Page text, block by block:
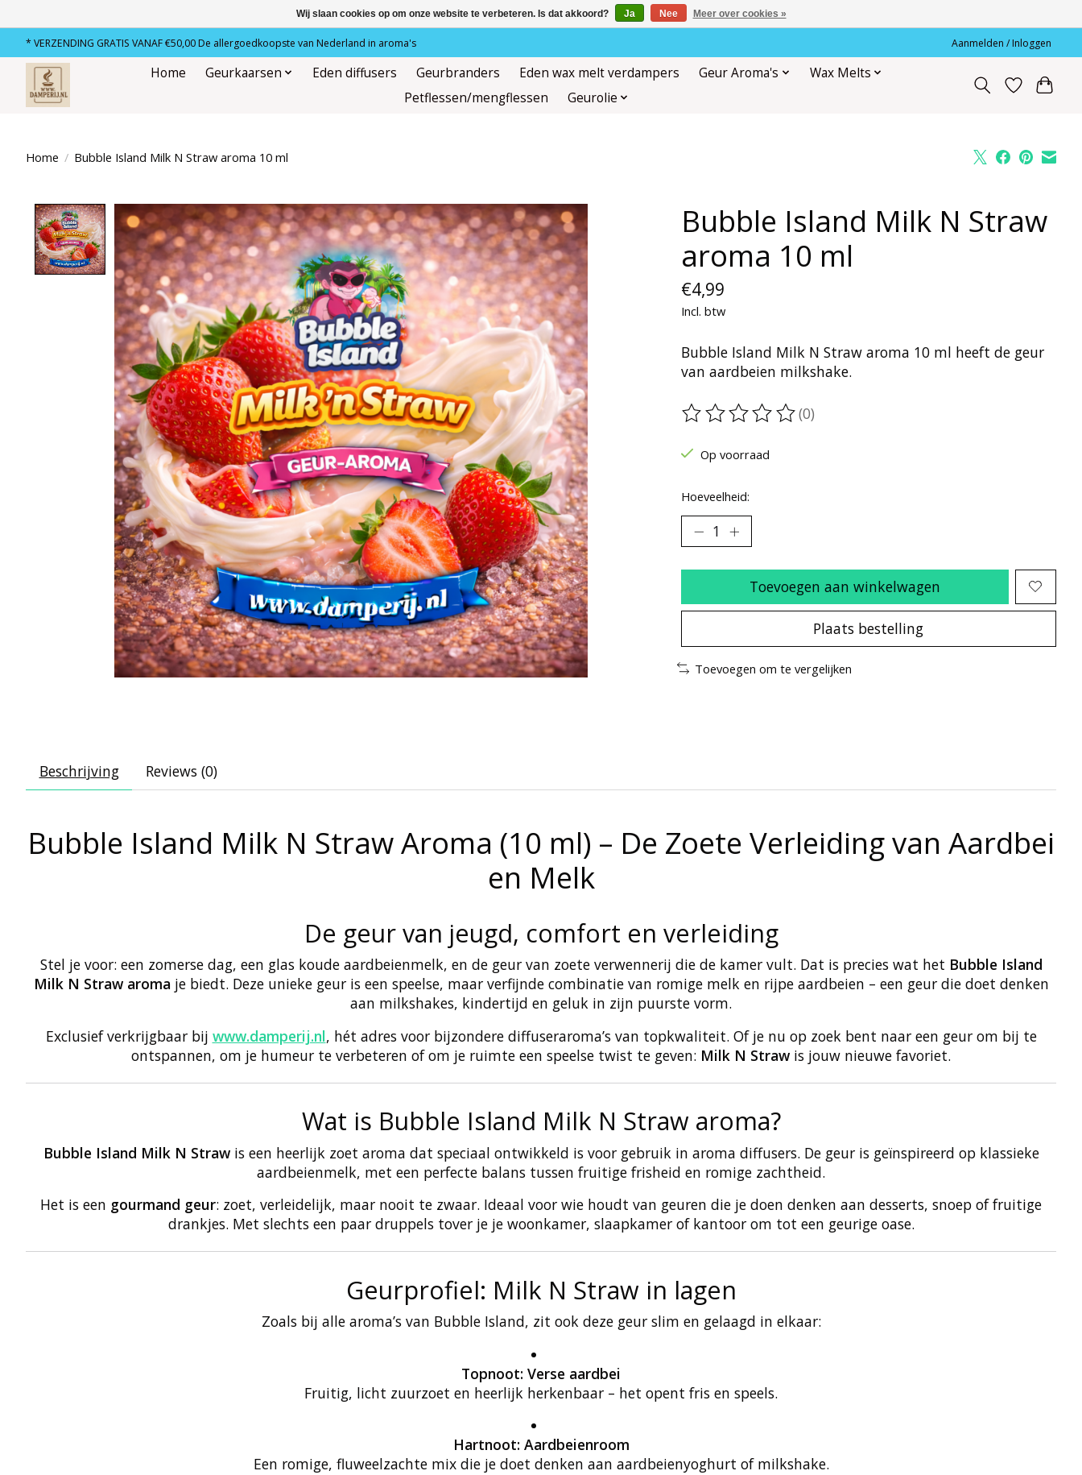
* VERZENDING GRATIS VANAF €50,00 De allergoedkoopste van Nederland in aroma's Aanmelden / Inloggen
Home Geurkaarsen Eden diffusers Geurbranders Eden wax melt verdampers Geur Aroma's
Wax Melts
Petflessen/mengflessen
Geurolie
Home / Bubble Island Milk N Straw aroma 10 ml
Product image slideshow Items
Bubble Island Milk N Straw
aroma 10 ml
€4,99
Incl. btw
Bubble Island Milk N Straw aroma 10 ml heeft de geur
van aardbeien milkshake.
De beoordeling van dit product is
(0)
Op voorraad
Hoeveelheid:
Toevoegen aan winkelwagen
Plaats bestelling
Toevoegen om te vergelijken
Beschrijving Reviews (0)
Bubble Island Milk N Straw Aroma (10 ml) – De Zoete Verleiding van Aardbei
en Melk
De geur van jeugd, comfort en verleiding
Stel je voor: een zomerse dag, een glas koude aardbeienmelk, en de geur van zoete verwennerij die de kamer vult. Dat is precies wat het Bubble Island
Milk N Straw aroma je biedt. Deze unieke geur is een speelse, maar verfijnde combinatie van romige melk en rijpe aardbeien – een geur die doet denken
aan milkshakes, kindertijd en geluk in zijn puurste vorm.
Exclusief verkrijgbaar bij www.damperij.nl, hét adres voor bijzondere diffuseraroma’s van topkwaliteit. Of je nu op zoek bent naar een geur om bij te
ontspannen, om je humeur te verbeteren of om je ruimte een speelse twist te geven: Milk N Straw is jouw nieuwe favoriet.
Wat is Bubble Island Milk N Straw aroma?
Bubble Island Milk N Strawis een heerlijk zoet aroma dat speciaal ontwikkeld is voor gebruik in aroma diffusers. De geur is geïnspireerd op klassieke
aardbeienmelk, met een perfecte balans tussen fruitige frisheid en romige zachtheid.
Het is een gourmand geur: zoet, verleidelijk, maar nooit te zwaar. Ideaal voor wie houdt van geuren die je doen denken aan desserts, snoep of fruitige
drankjes. Met slechts een paar druppels tover je je woonkamer, slaapkamer of kantoor om tot een geurige oase.
Geurprofiel: Milk N Straw in lagen
Zoals bij alle aroma’s van Bubble Island, zit ook deze geur slim en gelaagd in elkaar:
Topnoot: Verse aardbei
Fruitig, licht zuurzoet en heerlijk herkenbaar – het opent fris en speels.
Hartnoot: Aardbeienroom
Een romige, fluweelzachte mix die je doet denken aan aardbeienyoghurt of milkshake.
Wij slaan cookies op om onze website te verbeteren. Is dat akkoord? Ja Nee Meer over cookies »